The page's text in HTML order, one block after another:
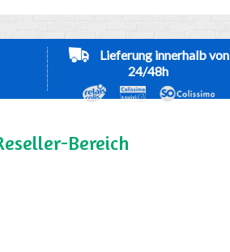
Lieferung innerhalb von
24/48h
Bereich